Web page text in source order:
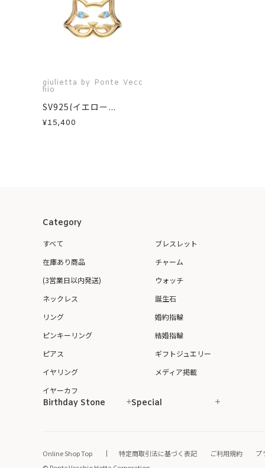
giulietta by Ponte Vecc
hio
SV925(イエロー...
¥15,400
Category
すべて
在庫あり商品
(3営業日以内発送)
ネックレス
リング
ピンキーリング
ピアス
イヤリング
イヤーカフ
ブレスレット
チャーム
ウォッチ
誕生石
婚約指輪
結婚指輪
ギフトジュエリー
メディア掲載
Birthday Stone Special
Online Shop Top 特定商取引法に基づく表記 ご利用規約
プ